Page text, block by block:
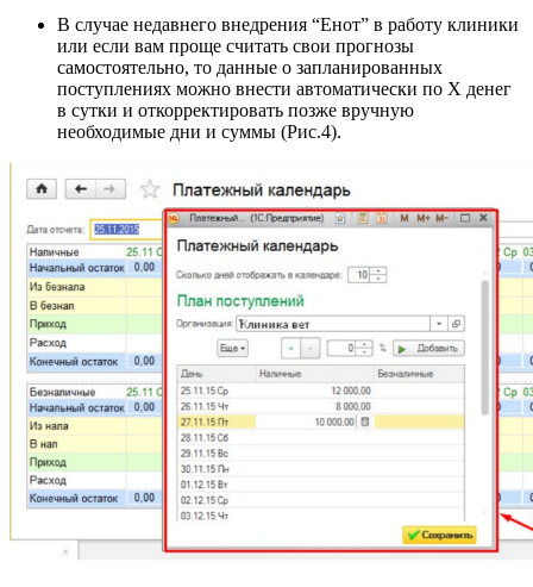
В случае недавнего внедрения “Енот” в работу клиники
или если вам проще считать свои прогнозы
самостоятельно, то данные о запланированных
поступлениях можно внести автоматически по Х денег
в сутки и откорректировать позже вручную
необходимые дни и суммы (Рис.4).